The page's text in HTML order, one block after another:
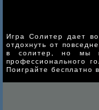
Игра Солитер дает
отдохнуть от
в солитер, но мы
профессионального
Поиграйте бесплатно